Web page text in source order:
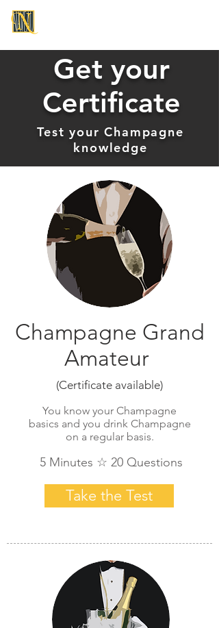
Get your
Certificate
Test your Champagne
knowledge
Champagne Grand
Amateur
You know your Champagne
basics and you drink Champagne
on a regular basis.
5 Minutes ☆ 20 Questions
Take the Test
(Certificate available)